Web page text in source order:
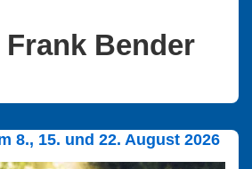
Frank Bender
8., 15. und 22. August 2026